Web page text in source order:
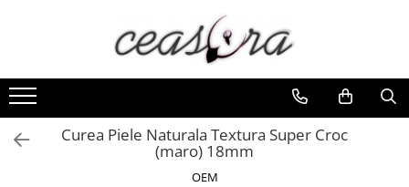
Toate Produsele
Baterii
AA, AAA, 9V
Accesorii baterii
Curea Piele Naturala Textura Super Croc
(maro) 18mm
OEM